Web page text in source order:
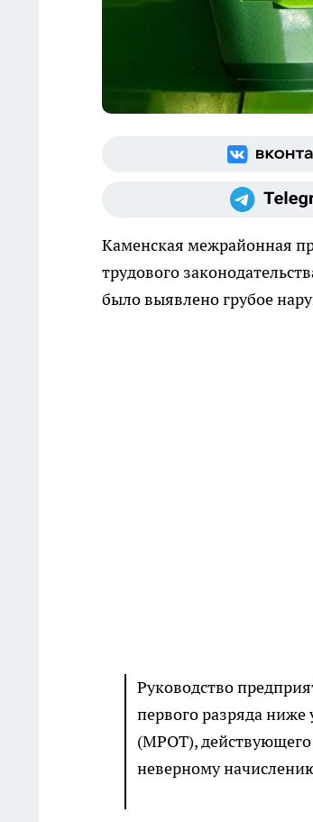
Каменская межрайонная
трудового
было выявлено грубое
Руководство
первого разряда
(МРОТ), действующего
неверному